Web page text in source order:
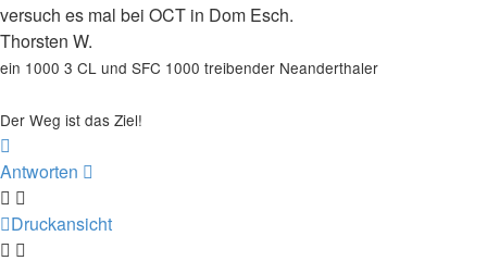
versuch es mal bei OCT in Dom Esch.
Thorsten W.
ein 1000 3 CL und SFC 1000 treibender Neanderthaler
Der Weg ist das Ziel!
oben
Antworten
Druckansicht